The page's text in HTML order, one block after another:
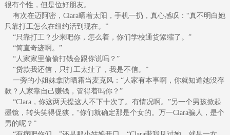
很有个性，但是位好朋友。
有次在迈阿密，Clara晒着太阳，手机一扔，真心感叹：“真不明白她
只靠打工怎么在纽约活到现在。”
“只靠打工？少来吧你，怎么着，你们学校通货紧缩了。”
“简直奇迹啊。”
“人家家里偷偷打钱会跟你说吗？”
“贷款我还信，只打工太扯了，我是不信。”
一旁的小姐妹拿防晒霜当麦克风：“人家有本事啊，你就知道她没存
款？人家靠自己赚钱，管得着吗你？”
“Clara，你这两天提这人不下十次了。有情况啊。”另一个男孩掀起
墨镜，转头笑得促狭，“你们就确定那是个女的。万一Clara骗人，是个
男的呢？”